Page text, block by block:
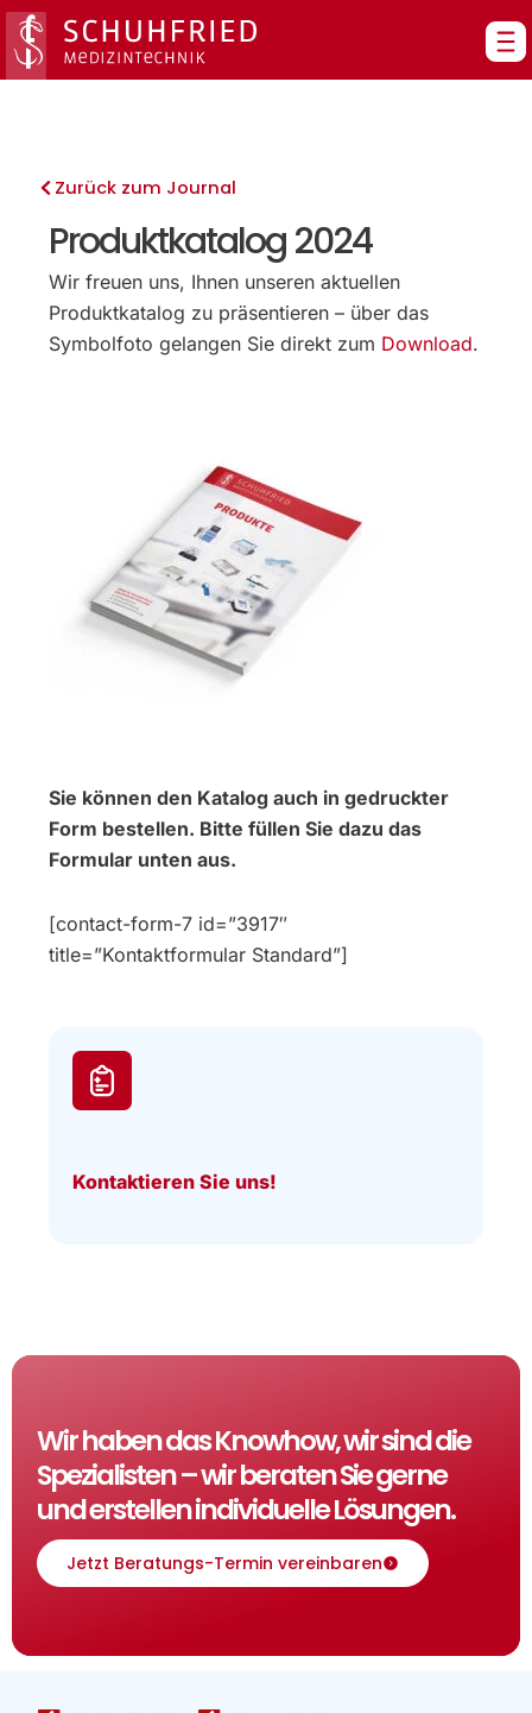
Zum
Inhalt
springen
Zurück zum Journal
Produktkatalog 2024
Wir freuen uns, Ihnen unseren aktuellen
Produktkatalog zu präsentieren – über das
Symbolfoto gelangen Sie direkt zum Download.
Sie können den Katalog auch in gedruckter
Form bestellen. Bitte füllen Sie dazu das
Formular unten aus.
[contact-form-7 id=”3917″
title=”Kontaktformular Standard”]
Kontaktieren Sie uns!
Wir haben das Knowhow, wir sind die
Spezialisten – wir beraten Sie gerne
und erstellen individuelle Lösungen.
Jetzt Beratungs-Termin vereinbaren